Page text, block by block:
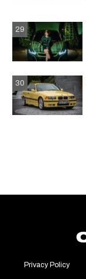
Privacy Policy